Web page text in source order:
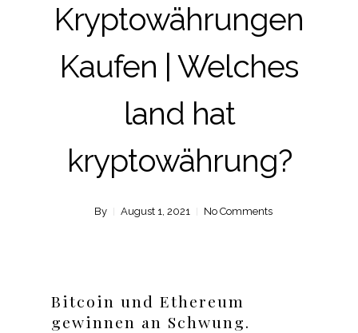
Kryptowährungen
Kaufen | Welches
land hat
kryptowährung?
By August 1, 2021 No Comments
Bitcoin und Ethereum
gewinnen an Schwung.